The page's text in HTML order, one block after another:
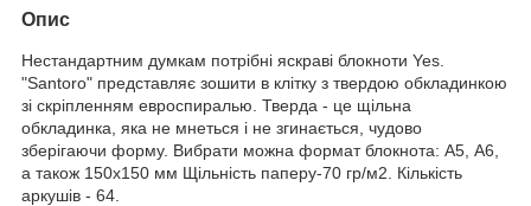
Опис
Нестандартним думкам потрібні яскраві блокноти Yes.
"Santoro" представляє зошити в клітку з твердою обкладинкою
зі скріпленням евроспиралью. Тверда - це щільна
обкладинка, яка не мнеться і не згинається, чудово
зберігаючи форму. Вибрати можна формат блокнота: А5, А6,
а також 150х150 мм Щільність паперу-70 гр/м2. Кількість
аркушів - 64.